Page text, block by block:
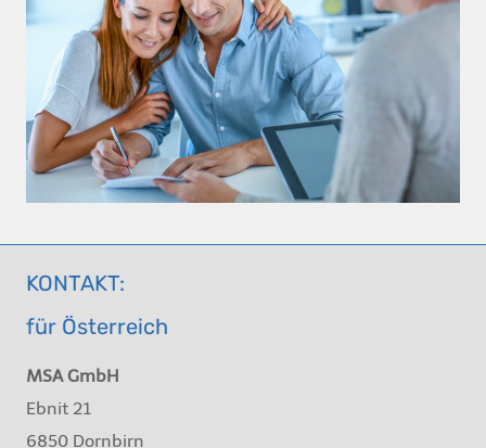
KONTAKT:
für Österreich
MSA GmbH
Ebnit 21
6850 Dornbirn